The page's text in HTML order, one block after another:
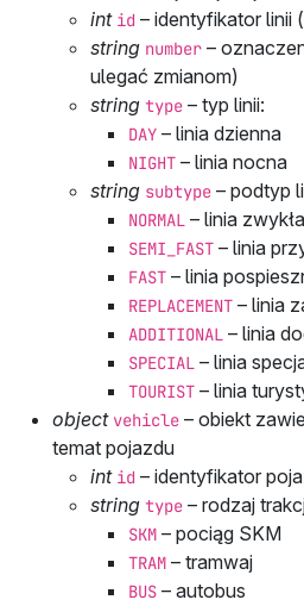
int id – identyfikator linii
string number –
ulegać zmianom)
string type – typ linii:
DAY – linia dzienna
NIGHT – linia nocna
string subtype – podtyp
NORMAL – linia zwykła
SEMI_FAST – linia
FAST – linia
REPLACEMENT – linia
ADDITIONAL – linia
SPECIAL – linia
TOURIST – linia
object vehicle – obiekt
temat pojazdu
int id – identyfikator
string type – rodzaj
SKM – pociąg SKM
TRAM – tramwaj
BUS – autobus